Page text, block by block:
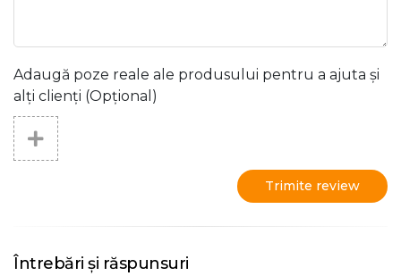
Adaugă poze reale ale produsului pentru a ajuta și
alți clienți (Opțional)
Trimite review
Întrebări și răspunsuri